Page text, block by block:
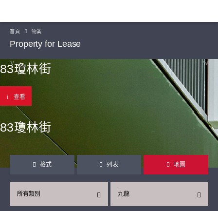
首頁 物業
Property for Lease
83瓊林街
查看
83瓊林街
格式 列表 地圖
九龍
所有類別